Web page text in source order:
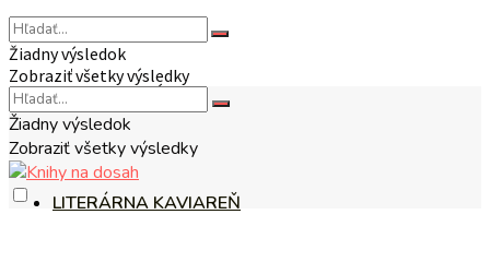
NA TÉMU
LITERÁRNA KAVIAREŇ
Žiadny výsledok
Zobraziť všetky výsledky
Žiadny výsledok
Zobraziť všetky výsledky